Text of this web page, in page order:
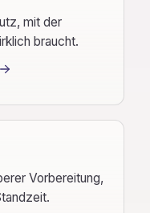
mit der
braucht.
Vorbereitung,